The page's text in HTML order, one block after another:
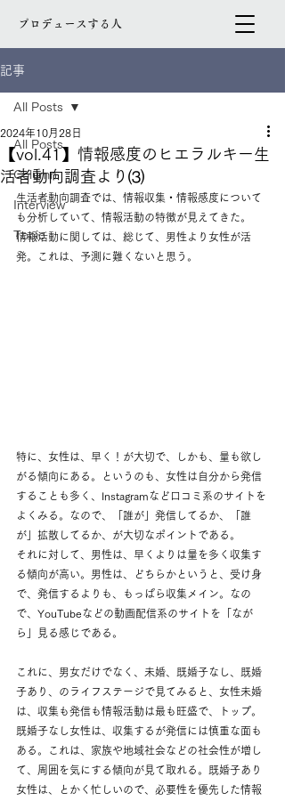
プロデュースする人
記事
All Posts
Column
Interview
Topic
All Posts
【vol.41】情報感度のヒエラルキー生
活者動向調査より⑶
2024年10月28日
生活者動向調査では、情報収集・情報感度について
も分析していて、情報活動の特徴が見えてきた。
情報活動に関しては、総じて、男性より女性が活
発。これは、予測に難くないと思う。
特に、女性は、早く！が大切で、しかも、量も欲し
がる傾向にある。というのも、女性は自分から発信
することも多く、Instagramなど口コミ系のサイトを
よくみる。なので、「誰が」発信してるか、「誰
が」拡散してるか、が大切なポイントである。
それに対して、男性は、早くよりは量を多く収集す
る傾向が高い。男性は、どちらかというと、受け身
で、発信するよりも、もっぱら収集メイン。なの
で、YouTubeなどの動画配信系のサイトを「なが
ら」見る感じである。
これに、男女だけでなく、未婚、既婚子なし、既婚
子あり、のライフステージで見てみると、女性未婚
は、収集も発信も情報活動は最も旺盛で、トップ。
既婚子なし女性は、収集するが発信には慎重な面も
ある。これは、家族や地域社会などの社会性が増し
て、周囲を気にする傾向が見て取れる。既婚子あり
女性は、とかく忙しいので、必要性を優先した情報